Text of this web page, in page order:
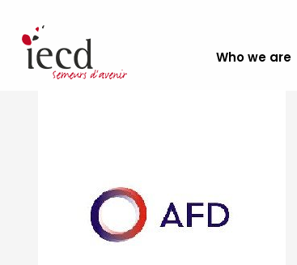
Who we are